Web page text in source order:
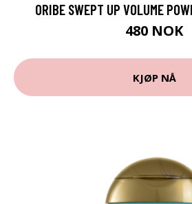
ORIBE SWEPT UP VOLUME
480 NOK
KJØP NÅ